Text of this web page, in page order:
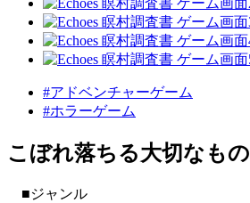
#アドベンチャーゲーム
#ホラーゲーム
こぼれ落ちる大切なもの
■ジャンル